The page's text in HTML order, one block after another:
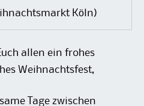
Köln)
allen ein frohes
Weihnachtsfest,
Tage zwischen